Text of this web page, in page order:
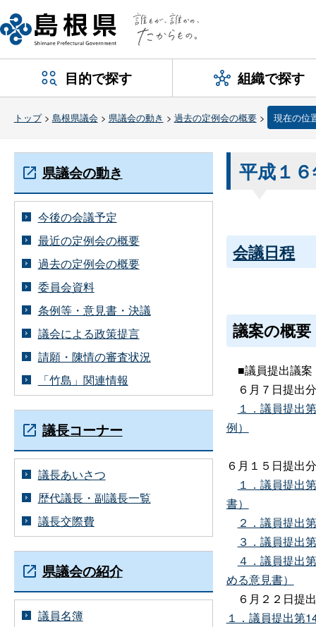
目的で探す 組織で探す
トップ> 島根県議会 > 県議会の動き > 過去の定例会の概要> 現在の位
平成１
会議日程
議案の概要
■議員提出議案
６月７日提出分
１．議員提出
例）
６月１５日提出分
１．議員提出
書）
２．議員提出
３．議員提出
４．議員提出
める意見書）
６月２２日提
１．議員提出第
県議会の動き
今後の会議予定
最近の定例会の概要
過去の定例会の概要
委員会資料
条例等・意見書・決議
議会による政策提言
請願・陳情の審査状況
「竹島」関連情報
議長コーナー
議長あいさつ
歴代議長・副議長一覧
議長交際費
県議会の紹介
議員名簿